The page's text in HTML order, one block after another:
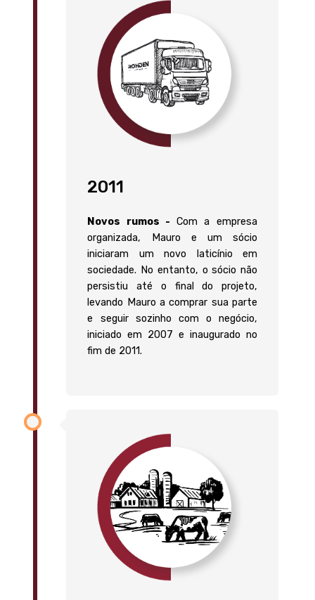
2011
Novos rumos - Com a empresa
organizada, Mauro e um sócio
iniciaram um novo laticínio em
sociedade. No entanto, o sócio não
persistiu até o final do projeto,
levando Mauro a comprar sua parte
e seguir sozinho com o negócio,
iniciado em 2007 e inaugurado no
fim de 2011.